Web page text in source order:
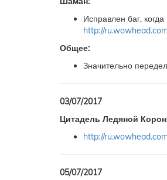
Исправлен баг, когда
http://
Общее:
Значительно
03/07/2017
Цитадель Ледяной
http://
05/07/2017